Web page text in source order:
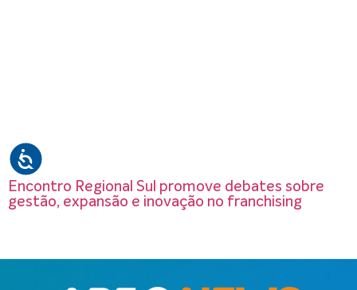
Encontro Regional Sul promove debates sobre
gestão, expansão e inovação no franchising